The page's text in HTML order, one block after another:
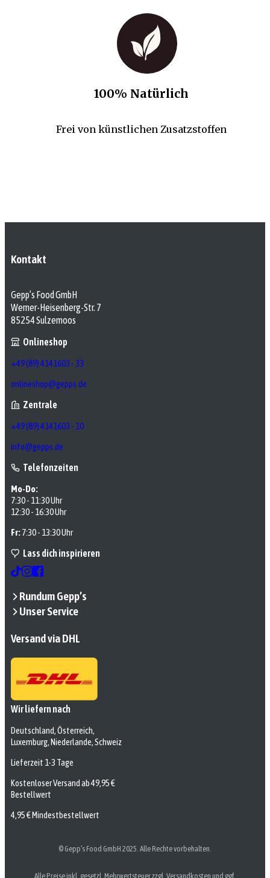
100% Natürlich
Frei von künstlichen Zusatzstoffen
Kontakt
Gepp’s Food GmbH
Werner-Heisenberg-Str. 7
85254 Sulzemoos
Onlineshop
+49 (89) 4141603 - 33
onlineshop@gepps.de
Zentrale
+49 (89) 4141603 - 10
info@gepps.de
Telefonzeiten
Mo-Do:
7:30 - 11:30 Uhr
12:30 - 16:30 Uhr
Fr:7:30 - 13:30 Uhr
Lass dich inspirieren
Rundum Gepp’s
Unser Service
Versand via DHL
Wir liefern nach
Deutschland, Österreich,
Luxemburg, Niederlande, Schweiz
Lieferzeit 1-3 Tage
Kostenloser Versand ab 49,95 €
Bestellwert
4,95 € Mindestbestellwert
© Gepp’s Food GmbH 2025. Alle Rechte vorbehalten.
Alle Preise inkl. gesetzl. Mehrwertsteuer zzgl. Versandkosten und ggf.